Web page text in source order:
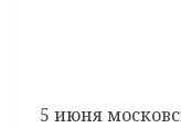
5 июня